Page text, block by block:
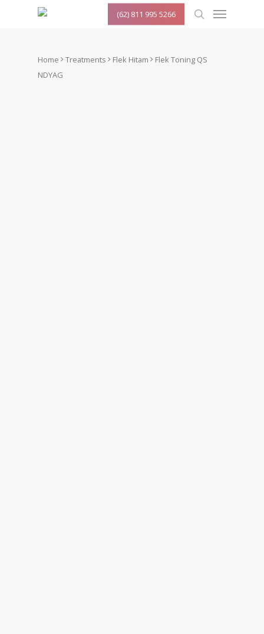
(62) 811 995 5266 Menu
Home Treatments Flek Hitam
Flek Toning QS
NDYAG